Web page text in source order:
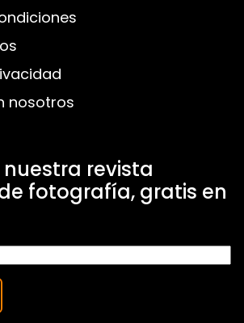
nosotros
revista
fotografía, gratis en